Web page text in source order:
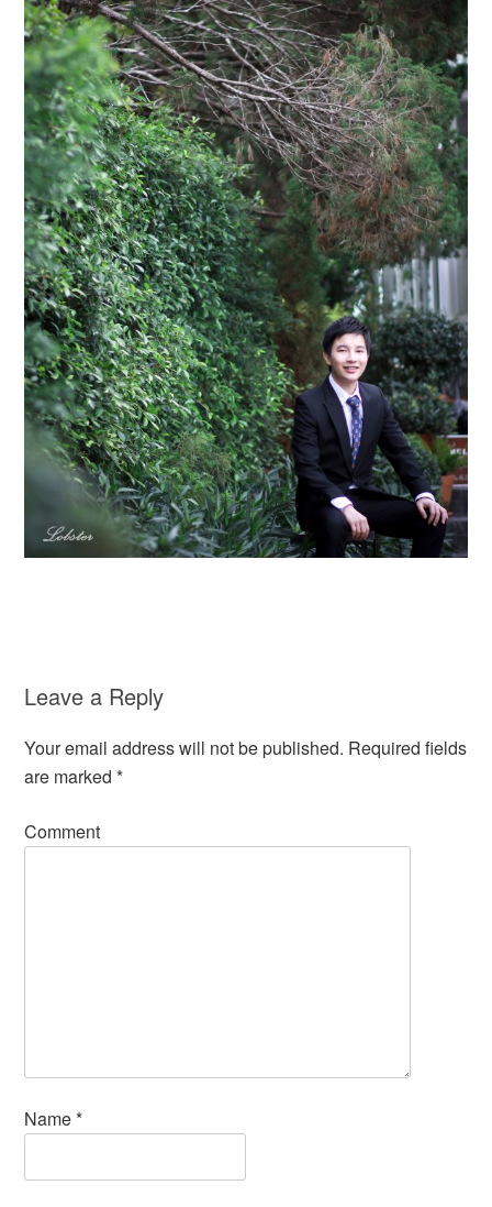
Leave a Reply
Your email address will not be published. Required fields
are marked*
Comment
Name*